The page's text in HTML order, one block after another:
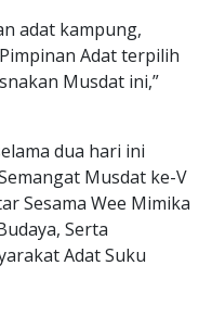
adat kampung,
Adat terpilih
Musdat ini,”
dua hari ini
Musdat ke-V
Sesama Wee Mimika
Serta
Adat Suku